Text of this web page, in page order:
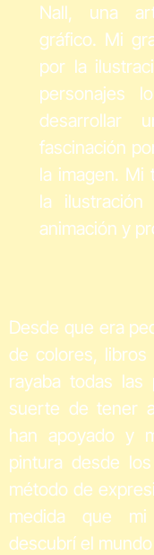
Nall, una
gráfico. Mi
por la
personajes
desarrollar
fascinación
la imagen. Mi
la
animación y
Desde que era
de colores,
rayaba todas
suerte de tener
han apoyado y
pintura desde
método de
medida que mi
descubrí el